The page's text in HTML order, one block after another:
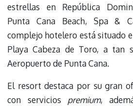
estrellas en República
Punta Cana Beach, Spa &
complejo hotelero está situado
Playa Cabeza de Toro, a tan
Aeropuerto de Punta Cana.
El resort destaca por su gran
con servicios premium,